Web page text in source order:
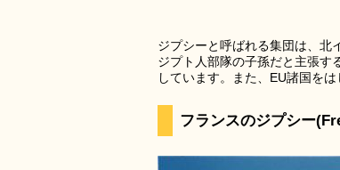
ジプシーと呼ばれる集団は、北
ジプト人部隊の子孫だと主張す
しています。また、EU諸国を
フランスのジプシー